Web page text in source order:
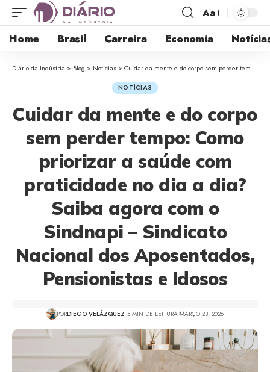
Aa
Home Brasil Carreira Economia
Diário da Indústria > Blog > Notícias >Cuidar da mente e do corpo sem perder tempo: Como priorizar a saúde com praticidade no dia a dia? Saiba agora com o Sindnapi – Sindicato Nacional dos Aposentados, Pensionistas e Idosos
NOTÍCIAS
Cuidar da mente e do corpo
sem perder tempo: Como
priorizar a saúde com
praticidade no dia a dia?
Saiba agora com o
Sindnapi – Sindicato
Nacional dos Aposentados,
Pensionistas e Idosos
PORDIEGO VELÁZQUEZ 5 MIN DE LEITURA MARÇO 23, 2026